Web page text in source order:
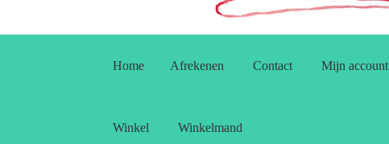
door
naar
Home Afrekenen Contact Mijn account
Winkel Winkelmand